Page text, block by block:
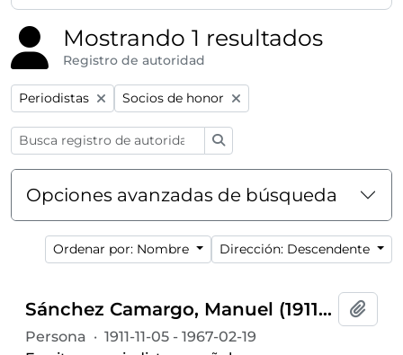
Mostrando 1 resultados
Registro de autoridad
Remove filter:
Periodistas Remove filter:
Socios de honor
Opciones avanzadas de búsqueda
Ordenar por: Nombre Dirección: Descendente
Sánchez Camargo, Manuel (1911-1967)
Persona · 1911-11-05 - 1967-02-19